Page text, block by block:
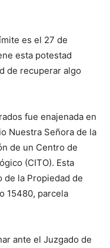
es el 27 de
esta potestad
de recuperar algo
fue enajenada en
Nuestra Señora de la
de un Centro de
(CITO). Esta
de la Propiedad de
15480, parcela
ante el Juzgado de